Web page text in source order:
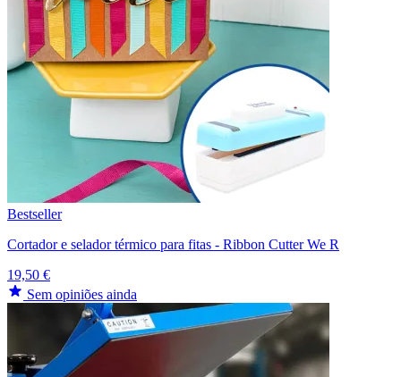
Bestseller
Cortador e selador térmico para fitas - Ribbon Cutter We R
19,50 €
Sem opiniões ainda